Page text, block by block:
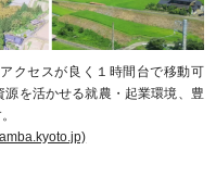
クセスが良く１時間台で移動可
を活かせる就農・起業環境、豊